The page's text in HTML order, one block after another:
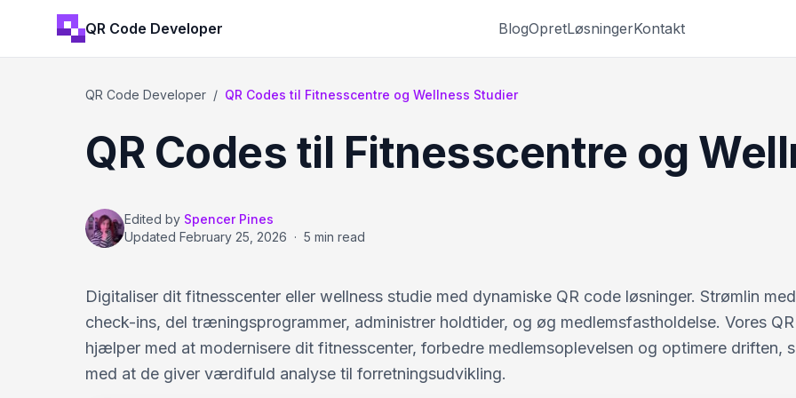
QR Code Developer BlogOpretLøsningerKontakt
QR Code Developer / QR Codes til Fitnesscentre og Wellness Studier
QR Codes til Fitnesscentre og
Edited by Spencer Pines
Updated February 25, 2026 · 5 min read
Digitaliser dit fitnesscenter eller wellness studie med dynamiske QR code løsninger. Strømlin
check-ins, del træningsprogrammer, administrer holdtider, og øg medlemsfastholdelse. Vores
hjælper med at modernisere dit fitnesscenter, forbedre medlemsoplevelsen og optimere driften,
med at de giver værdifuld analyse til forretningsudvikling.